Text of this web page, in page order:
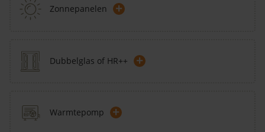
Zonnepanelen +
Dubbelglas of HR++ +
Warmtepomp +